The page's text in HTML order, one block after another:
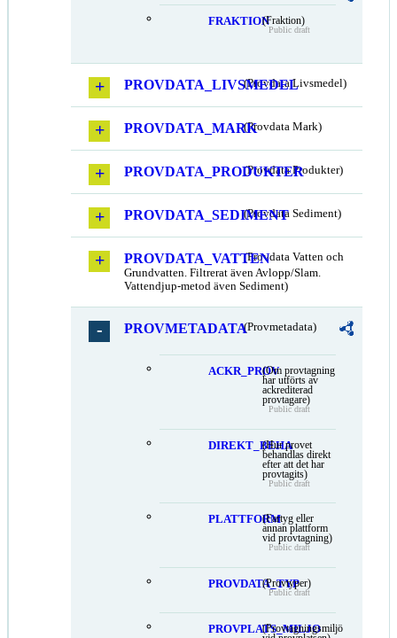
FRAKTION(Fraktion)
Public draft
PROVDATA_LIVSMEDEL
(Provdata Livsmedel)
PROVDATA_MARK(Provdata Mark)
PROVDATA_PRODUKTER
(Provdata Produkter)
PROVDATA_SEDIMENT(Provdata Sediment)
PROVDATA_VATTEN(Provdata Vatten och
Grundvatten. Filtrerat även Avlopp/Slam.
Vattendjup-metod även Sediment)
PROVMETADATA(Provmetadata)
ACKR_PROV(Om provtagning
har utförts av
ackrediterad
provtagare)
Public draft
DIREKT_BEHA
(Hur provet
behandlas direkt
efter att det har
provtagits)
Public draft
PLATTFORM(Fartyg eller
annan plattform
vid provtagning)
Public draft
PROVDATA_TYP
(Provtyper)
Public draft
PROVPLATS_MILJO
(Provtagningsmiljö